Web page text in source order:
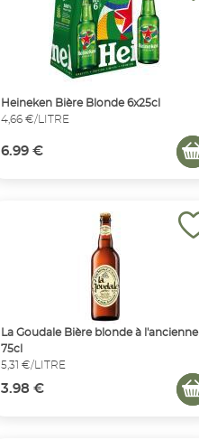
Heineken Bière Blonde 6x25cl
4,66 €/LITRE
6.99 €
La Goudale Bière blonde à l'ancienne
75cl
5,31 €/LITRE
3.98 €